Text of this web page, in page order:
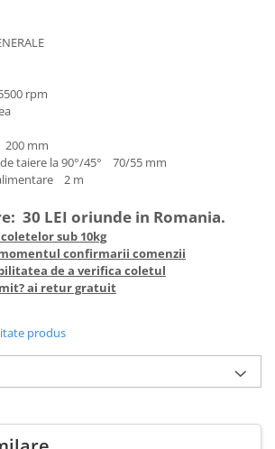
gradina
exterior
-
butelii
gatit
rpm
mm
taiere la 90°/45° 70/55 mm
2 m
30 LEI oriunde in Romania.
sub 10kg
momentul confirmarii comenzii
de a verifica coletul
ai retur gratuit
produs